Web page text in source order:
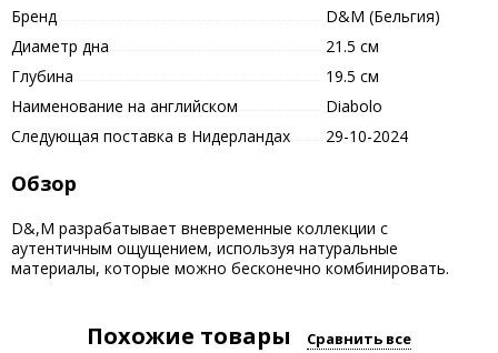
Бренд
D&M (Бельгия)
Диаметр дна
21.5 см
Глубина
19.5 см
Наименование на английском
Diabolo
Следующая поставка в Нидерландах
29-10-2024
Обзор
D&,M разрабатывает вневременные коллекции с
аутентичным ощущением, используя натуральные
материалы, которые можно бесконечно комбинировать.
Похожие товары Сравнить все